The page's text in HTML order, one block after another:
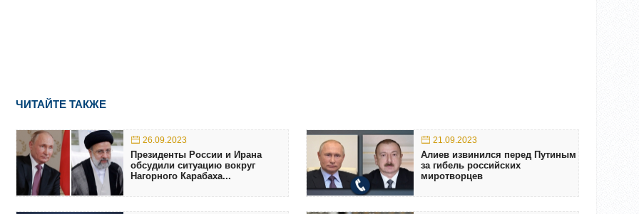
ЧИТАЙТЕ ТАКЖЕ
26.09.2023
Президенты России и Ирана
обсудили ситуацию вокруг
Нагорного Карабаха...
21.09.2023
Алиев извинился перед Путиным
за гибель российских
миротворцев